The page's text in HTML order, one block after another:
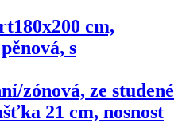
180x200 cm,
s
zónová, ze studené
21 cm, nosnost